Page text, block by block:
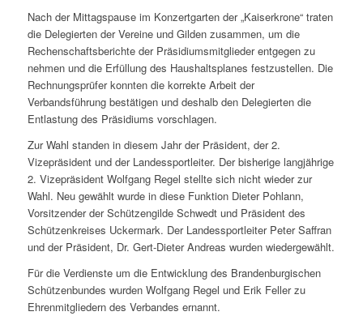
Nach der Mittagspause im Konzertgarten der „Kaiserkrone“ traten
die Delegierten der Vereine und Gilden zusammen, um die
Rechenschaftsberichte der Präsidiumsmitglieder entgegen zu
nehmen und die Erfüllung des Haushaltsplanes festzustellen. Die
Rechnungsprüfer konnten die korrekte Arbeit der
Verbandsführung bestätigen und deshalb den Delegierten die
Entlastung des Präsidiums vorschlagen.
Zur Wahl standen in diesem Jahr der Präsident, der 2.
Vizepräsident und der Landessportleiter. Der bisherige langjährige
2. Vizepräsident Wolfgang Regel stellte sich nicht wieder zur
Wahl. Neu gewählt wurde in diese Funktion Dieter Pohlann,
Vorsitzender der Schützengilde Schwedt und Präsident des
Schützenkreises Uckermark. Der Landessportleiter Peter Saffran
und der Präsident, Dr. Gert-Dieter Andreas wurden wiedergewählt.
Für die Verdienste um die Entwicklung des Brandenburgischen
Schützenbundes wurden Wolfgang Regel und Erik Feller zu
Ehrenmitgliedern des Verbandes ernannt.